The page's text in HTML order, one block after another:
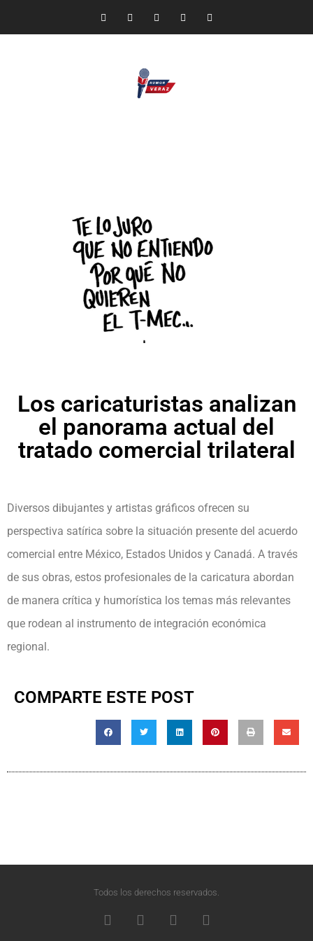
Los caricaturistas analizan
el panorama actual del
tratado comercial trilateral
Diversos dibujantes y artistas gráficos ofrecen su
perspectiva satírica sobre la situación presente del acuerdo
comercial entre México, Estados Unidos y Canadá. A través
de sus obras, estos profesionales de la caricatura abordan
de manera crítica y humorística los temas más relevantes
que rodean al instrumento de integración económica
regional.
COMPARTE ESTE POST
Todos los derechos reservados.